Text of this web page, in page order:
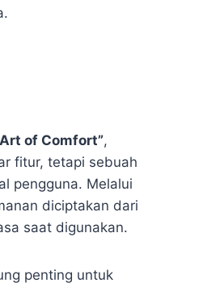
of Comfort”,
fitur, tetapi sebuah
pengguna. Melalui
diciptakan dari
saat digunakan.
penting untuk